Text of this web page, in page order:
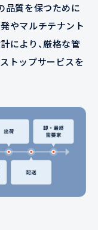
品質を保つために
やマルチテナント
により、厳格な管
トップサービスを